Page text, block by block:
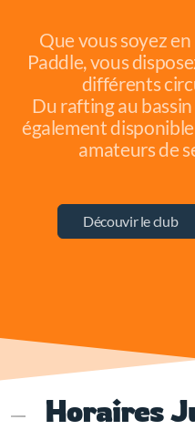
Que vous soyez
Paddle, vous
différents
Du rafting au
également
amateurs de
Découvir le club
Horaires